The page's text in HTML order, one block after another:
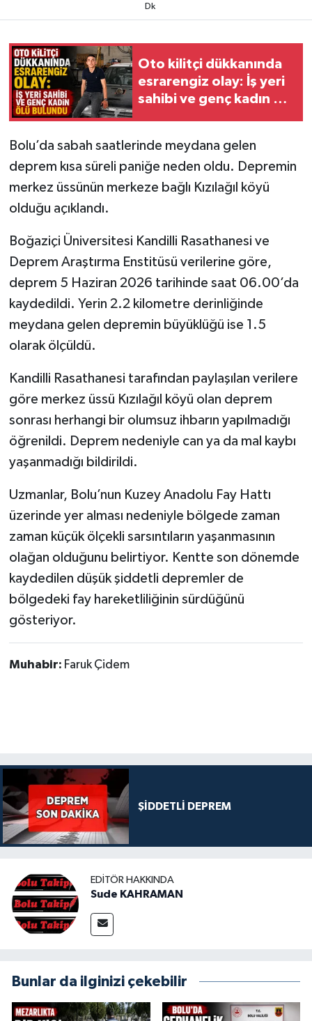
Dk
Oto kilitçi dükkanında
esrarengiz olay: İş yeri
sahibi ve genç kadın ölü
Bolu’da sabah saatlerinde meydana gelen
deprem kısa süreli paniğe neden oldu. Depremin
merkez üssünün merkeze bağlı Kızılağıl köyü
olduğu açıklandı.
Boğaziçi Üniversitesi Kandilli Rasathanesi ve
Deprem Araştırma Enstitüsü verilerine göre,
deprem 5 Haziran 2026 tarihinde saat 06.00’da
kaydedildi. Yerin 2.2 kilometre derinliğinde
meydana gelen depremin büyüklüğü ise 1.5
olarak ölçüldü.
Kandilli Rasathanesi tarafından paylaşılan verilere
göre merkez üssü Kızılağıl köyü olan deprem
sonrası herhangi bir olumsuz ihbarın yapılmadığı
öğrenildi. Deprem nedeniyle can ya da mal kaybı
yaşanmadığı bildirildi.
Uzmanlar, Bolu’nun Kuzey Anadolu Fay Hattı
üzerinde yer alması nedeniyle bölgede zaman
zaman küçük ölçekli sarsıntıların yaşanmasının
olağan olduğunu belirtiyor. Kentte son dönemde
kaydedilen düşük şiddetli depremler de
bölgedeki fay hareketliliğinin sürdüğünü
gösteriyor.
Muhabir: Faruk Çidem
ŞİDDETLİ DEPREM
EDITÖR HAKKINDA
Sude KAHRAMAN
Bunlar da ilginizi çekebilir